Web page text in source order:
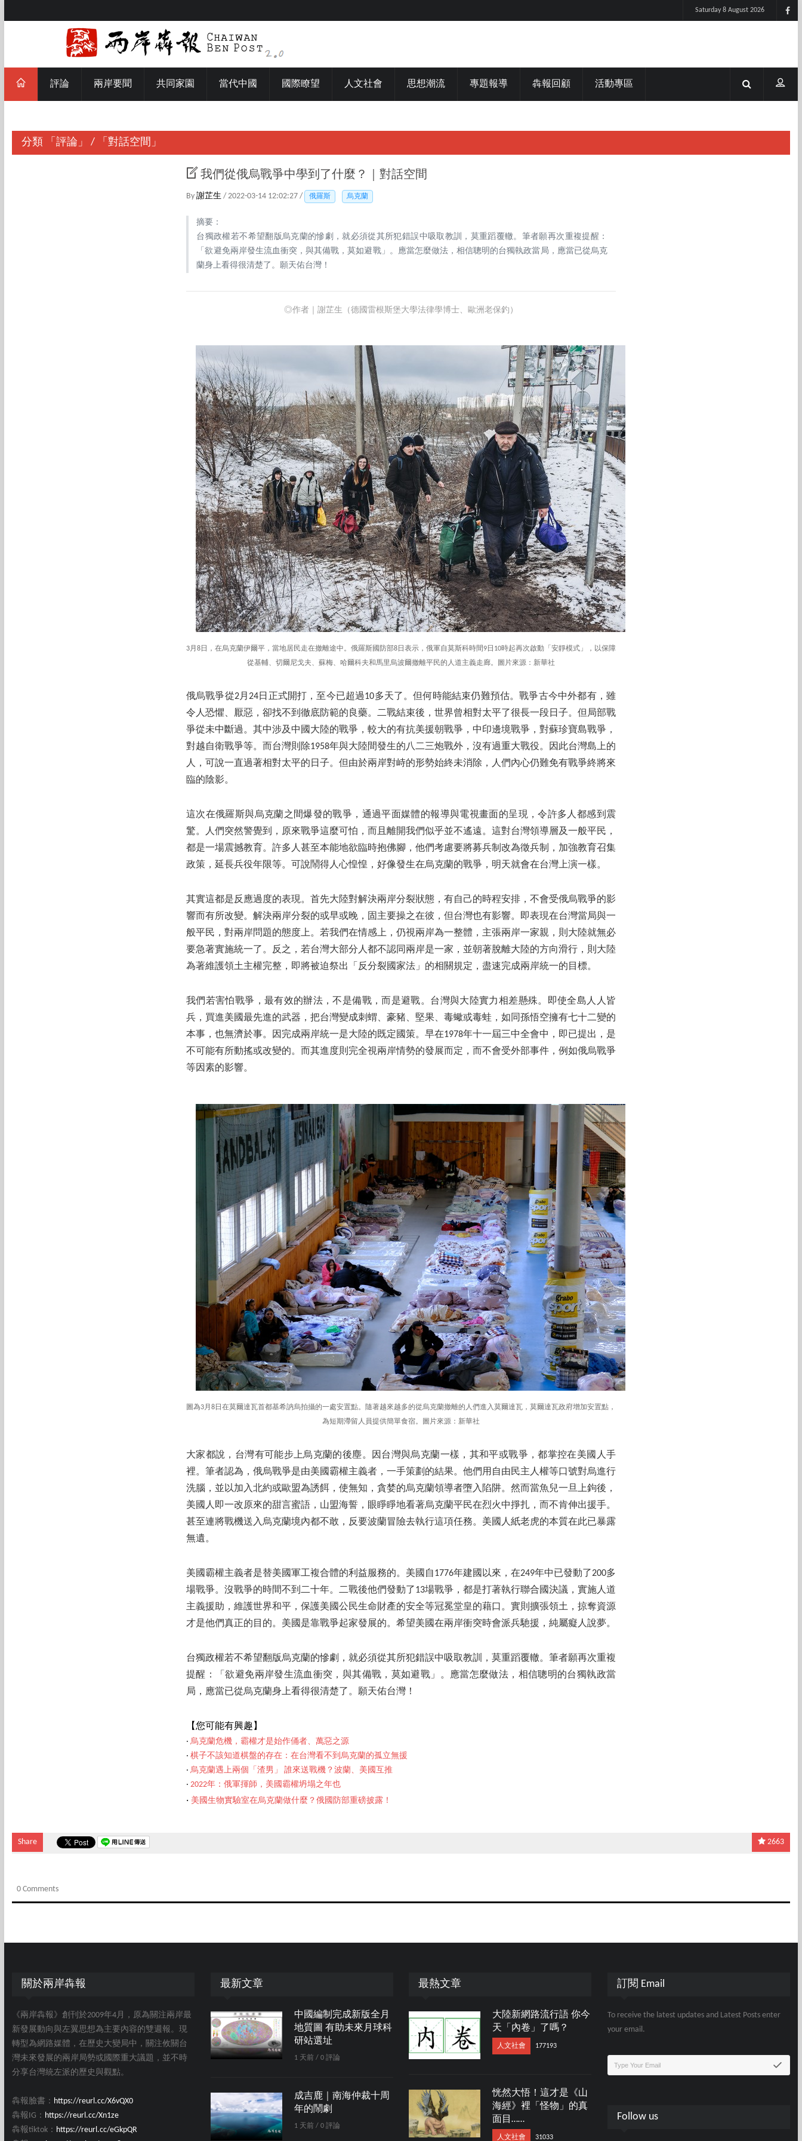
Saturday 8 August 2026
評論 兩岸要聞 共同家園 當代中國 國際瞭望 人文社會 思想潮流 專題報導 犇報回顧 活動專區
分類 「評論」 / 「對話空間」
我們從俄烏戰爭中學到了什麼？｜對話空間
By 謝芷生 / 2022-03-14 12:02:27 / 俄羅斯 烏克蘭
摘要：
台獨政權若不希望翻版烏克蘭的慘劇，就必須從其所犯錯誤中吸取教訓，莫重蹈覆轍。筆者願再次重複提醒：
「欲避免兩岸發生流血衝突，與其備戰，莫如避戰」。應當怎麼做法，相信聰明的台獨執政當局，應當已從烏克
蘭身上看得很清楚了。願天佑台灣！
◎作者｜謝芷生（德國雷根斯堡大學法律學博士、歐洲老保釣）
3月8日，在烏克蘭伊爾平，當地居民走在撤離途中。俄羅斯國防部8日表示，俄軍自莫斯科時間9日10時起再次啟動「安靜模式」，以保障
從基輔、切爾尼戈夫、蘇梅、哈爾科夫和馬里烏波爾撤離平民的人道主義走廊。圖片來源：新華社
俄烏戰爭從2月24日正式開打，至今已超過10多天了。但何時能結束仍難預估。戰爭古今中外都有，雖
令人恐懼、厭惡，卻找不到徹底防範的良藥。二戰結束後，世界曾相對太平了很長一段日子。但局部戰
爭從未中斷過。其中涉及中國大陸的戰爭，較大的有抗美援朝戰爭，中印邊境戰爭，對蘇珍寶島戰爭，
對越自衛戰爭等。而台灣則除1958年與大陸間發生的八二三炮戰外，沒有過重大戰役。因此台灣島上的
人，可說一直過著相對太平的日子。但由於兩岸對峙的形勢始終未消除，人們內心仍難免有戰爭終將來
臨的陰影。
這次在俄羅斯與烏克蘭之間爆發的戰爭，通過平面媒體的報導與電視畫面的呈現，令許多人都感到震
驚。人們突然警覺到，原來戰爭這麼可怕，而且離開我們似乎並不遙遠。這對台灣領導層及一般平民，
都是一場震撼教育。許多人甚至本能地欲臨時抱佛腳，他們考慮要將募兵制改為徵兵制，加強教育召集
政策，延長兵役年限等。可說鬧得人心惶惶，好像發生在烏克蘭的戰爭，明天就會在台灣上演一樣。
其實這都是反應過度的表現。首先大陸對解決兩岸分裂狀態，有自己的時程安排，不會受俄烏戰爭的影
響而有所改變。解決兩岸分裂的或早或晚，固主要操之在彼，但台灣也有影響。即表現在台灣當局與一
般平民，對兩岸問題的態度上。若我們在情感上，仍視兩岸為一整體，主張兩岸一家親，則大陸就無必
要急著實施統一了。反之，若台灣大部分人都不認同兩岸是一家，並朝著脫離大陸的方向滑行，則大陸
為著維護領土主權完整，即將被迫祭出「反分裂國家法」的相關規定，盡速完成兩岸統一的目標。
我們若害怕戰爭，最有效的辦法，不是備戰，而是避戰。台灣與大陸實力相差懸殊。即使全島人人皆
兵，買進美國最先進的武器，把台灣變成刺蝟、豪豬、堅果、毒蠍或毒蛙，如同孫悟空擁有七十二變的
本事，也無濟於事。因完成兩岸統一是大陸的既定國策。早在1978年十一屆三中全會中，即已提出，是
不可能有所動搖或改變的。而其進度則完全視兩岸情勢的發展而定，而不會受外部事件，例如俄烏戰爭
等因素的影響。
圖為3月8日在莫爾達瓦首都基希訥烏拍攝的一處安置點。隨著越來越多的從烏克蘭撤離的人們進入莫爾達瓦，莫爾達瓦政府增加安置點，
為短期滯留人員提供簡單食宿。圖片來源：新華社
大家都說，台灣有可能步上烏克蘭的後塵。因台灣與烏克蘭一樣，其和平或戰爭，都掌控在美國人手
裡。筆者認為，俄烏戰爭是由美國霸權主義者，一手策劃的結果。他們用自由民主人權等口號對烏進行
洗腦，並以加入北約或歐盟為誘餌，使無知，貪婪的烏克蘭領導者墮入陷阱。然而當魚兒一旦上鉤後，
美國人即一改原來的甜言蜜語，山盟海誓，眼睜睜地看著烏克蘭平民在烈火中掙扎，而不肯伸出援手。
甚至連將戰機送入烏克蘭境內都不敢，反要波蘭冒險去執行這項任務。美國人紙老虎的本質在此已暴露
無遺。
美國霸權主義者是替美國軍工複合體的利益服務的。美國自1776年建國以來，在249年中已發動了200多
場戰爭。沒戰爭的時間不到二十年。二戰後他們發動了13場戰爭，都是打著執行聯合國決議，實施人道
主義援助，維護世界和平，保護美國公民生命財產的安全等冠冕堂皇的藉口。實則擴張領土，掠奪資源
才是他們真正的目的。美國是靠戰爭起家發展的。希望美國在兩岸衝突時會派兵馳援，純屬癡人說夢。
台獨政權若不希望翻版烏克蘭的慘劇，就必須從其所犯錯誤中吸取教訓，莫重蹈覆轍。筆者願再次重複
提醒：「欲避免兩岸發生流血衝突，與其備戰，莫如避戰」。應當怎麼做法，相信聰明的台獨執政當
局，應當已從烏克蘭身上看得很清楚了。願天佑台灣！
【您可能有興趣】
‧ 烏克蘭危機，霸權才是始作俑者、萬惡之源
‧ 棋子不該知道棋盤的存在：在台灣看不到烏克蘭的孤立無援
‧ 烏克蘭遇上兩個「渣男」 誰來送戰機？波蘭、美國互推
‧ 2022年：俄軍揮師，美國霸權坍塌之年也
‧ 美國生物實驗室在烏克蘭做什麼？俄國防部重磅披露！
Share 2663
0 Comments
關於兩岸犇報
《兩岸犇報》創刊於2009年4月，原為關注兩岸最
新發展動向與左翼思想為主要內容的雙週報。現
轉型為網路媒體，在歷史大變局中，關注攸關台
灣未來發展的兩岸局勢或國際重大議題，並不時
分享台灣統左派的歷史與觀點。
犇報臉書： https://reurl.cc/X6vQX0
犇報IG： https://reurl.cc/Xn1ze
犇報tiktok： https://reurl.cc/eGkpQR
最新文章
中國編制完成新版全月
地質圖 有助未來月球科
研站選址
1 天前 / 0 評論
成吉鹿｜南海仲裁十周
年的鬧劇
1 天前 / 0 評論
最熱文章
大陸新網路流行語 你今
天「內卷」了嗎？
人文社會 177193
恍然大悟！這才是《山
海經》裡「怪物」的真
面目……
人文社會 31033
訂閱 Email
To receive the latest updates and Latest Posts enter
your email.
Follow us